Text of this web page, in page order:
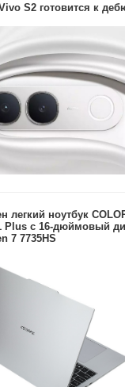
S2 готовится к
легкий ноутбук
Plus с 16-дюймовый
7 7735HS